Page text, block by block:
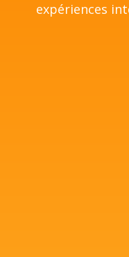
expériences